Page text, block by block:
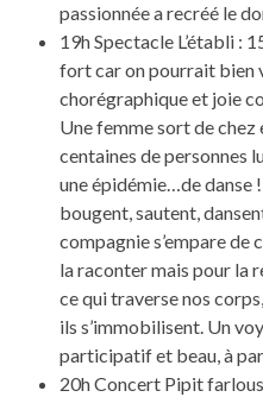
passionnée a recréé le
19h Spectacle L’établi :
fort car on pourrait bien
chorégraphique et joie
Une femme sort de chez
centaines de personnes
une épidémie…de danse
bougent, sautent,
compagnie s’empare de
la raconter mais pour la
ce qui traverse nos
ils s’immobilisent. Un
participatif et beau, à
20h Concert Pipit